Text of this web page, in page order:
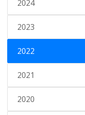
2024
2023
2022
2021
2020